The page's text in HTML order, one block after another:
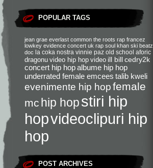
POPULAR TAGS
jean grae everlast common the roots rap francez
lowkey evidence concert uk rap soul khan ski beatz
doc la coka nostra vinnie paz old school aforic
dragonu video hip hop video ill bill cedry2k
concert hip hopalbume hip hop
underrated female emcees talib kweli
evenimente hip hopfemale
mc hip hopstiri hip
hopvideoclipuri hip
hop
POST ARCHIVES